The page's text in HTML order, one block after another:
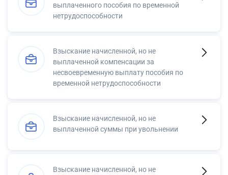
выплаченного пособия по временной
нетрудоспособности
Взыскание начисленной, но не
выплаченной компенсации за
несвоевременную выплату пособия по
временной нетрудоспособности
Взыскание начисленной, но не
выплаченной суммы при увольнении
Взыскание начисленной, но не